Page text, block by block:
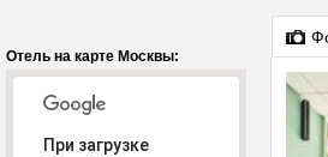
Отель на карте Москвы:
При загрузке